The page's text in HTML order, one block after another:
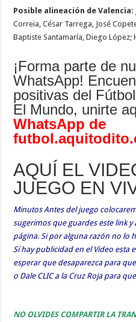
Posible alineación de Valencia:
Correia, César Tarrega, José
Baptiste Santamaría, Diego López;
¡Forma parte de
WhatsApp!
positivas del
El Mundo, unirte
WhatsApp de
AQUÍ EL
JUEGO EN
Minutos Antes del juego
sugerimos que guardes este link
página. Si por alguna razón no lo
Sí hay publicidad en el Video esta
esperar que desaparezca para
o Dale CLIC a la Cruz Roja para
NO OLVIDES COMPARTIR LA